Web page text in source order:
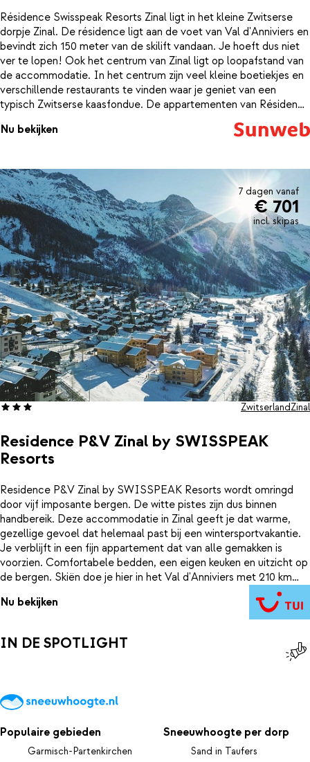
Résidence Swisspeak Resorts Zinal ligt in het kleine Zwitserse
dorpje Zinal. De résidence ligt aan de voet van Val d'Anniviers en
bevindt zich 150 meter van de skilift vandaan. Je hoeft dus niet
ver te lopen! Ook het centrum van Zinal ligt op loopafstand van
de accommodatie. In het centrum zijn veel kleine boetiekjes en
verschillende restaurants te vinden waar je geniet van een
typisch Zwitserse kaasfondue. De appartementen van Résidence
Swisspeak Resorts Zinal zijn modern ingericht en beschikken over
alle faciliteiten. Maak elke ochtend een heerlijk ontbijt en geniet
lekker drankje. Je kunt er ook voor kiezen om een drankje te doen
bij de bar van de accommodatie, terwijl de kinderen zich uitleven
in de speelruimte. Optimaal genieten dus!
Nu bekijken
7 dagen vanaf
€ 701
incl. skipas
Residence P&V Zinal by SWISSPEAK
Resorts
ZwitserlandZinal
Residence P&V Zinal by SWISSPEAK Resorts wordt omringd
door vijf imposante bergen. De witte pistes zijn dus binnen
handbereik. Deze accommodatie in Zinal geeft je dat warme,
gezellige gevoel dat helemaal past bij een wintersportvakantie.
Je verblijft in een fijn appartement dat van alle gemakken is
voorzien. Comfortabele bedden, een eigen keuken en uitzicht op
de bergen. Skiën doe je hier in het Val d'Anniviers met 210 km
aan skipistes. Na een dag in de sneeuw kun je heerlijk opwarmen
in Residence P&V Zinal by SWISSPEAK Resorts. Geniet na in de
wijnbar, terwijl de kinderen zich vermaken in de Game Room.
Nu bekijken
IN DE SPOTLIGHT
Populaire gebieden
Garmisch-Partenkirchen
Sneeuwhoogte per dorp
Sand in Taufers